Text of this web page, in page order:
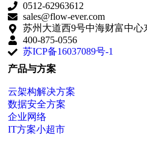
0512-62963612
sales@flow-ever.com
苏州大道西9号中海财富中心
400-875-0556
苏ICP备16037089号-1
产品与方案
云架构解决方案
数据安全方案
企业网络
IT方案小超市